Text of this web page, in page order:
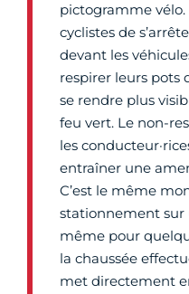
pictogramme
cyclistes de
devant les
respirer leurs pots
se rendre plus
feu vert. Le non-
les
entraîner une
C’est le même
stationnement sur
même pour
la chaussée
met directement